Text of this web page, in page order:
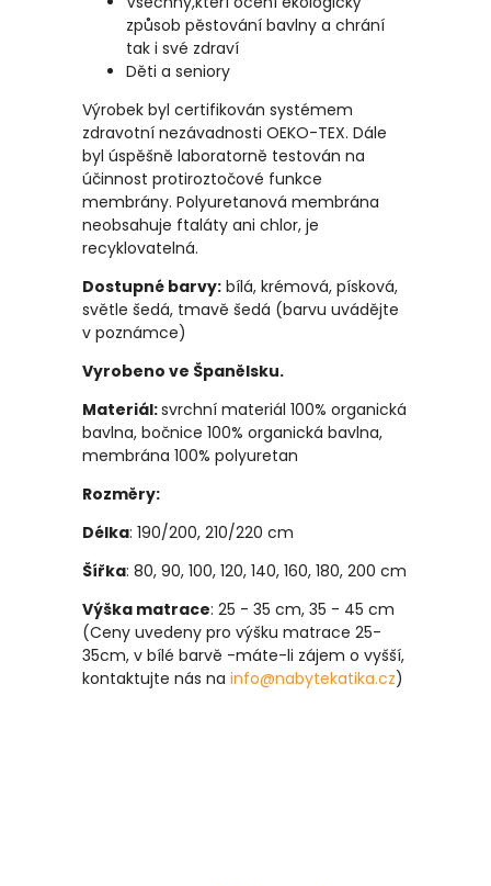
způsob pěstování bavlny a chrání
tak i své zdraví
Děti a seniory
Výrobek byl certifikován systémem
zdravotní nezávadnosti OEKO-TEX. Dále
byl úspěšně laboratorně testován na
účinnost protiroztočové funkce
membrány. Polyuretanová membrána
neobsahuje ftaláty ani chlor, je
recyklovatelná.
Dostupné barvy: bílá, krémová, písková,
světle šedá, tmavě šedá (barvu uvádějte
v poznámce)
Vyrobeno ve Španělsku.
Materiál:svrchní materiál 100% organická
bavlna, bočnice 100% organická bavlna,
membrána 100% polyuretan
Rozměry:
Délka: 190/200, 210/220 cm
Šířka: 80, 90, 100, 120, 140, 160, 180, 200 cm
Výška matrace: 25 - 35 cm, 35 - 45 cm
(Ceny uvedeny pro výšku matrace 25-
35cm, v bílé barvě -máte-li zájem o vyšší,
kontaktujte nás na info@nabytekatika.cz)